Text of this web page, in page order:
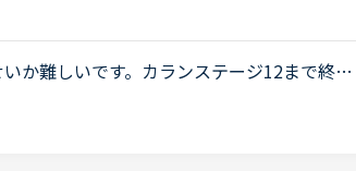
英会話、トピックトーク、実践！仕事の英
か難しいです。カランステージ12まで終了
ものの 毎回 気がつくと単にシャドーイ